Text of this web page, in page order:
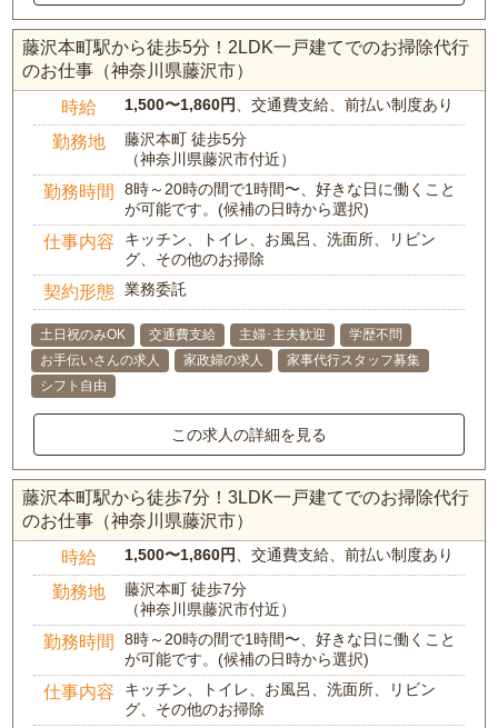
藤沢本町駅から徒歩5分！2LDK一戸建てでのお掃除代行
のお仕事（神奈川県藤沢市）
時給 1,500〜1,860円 、交通費支給、前払い制度あり
勤務地
藤沢本町 徒歩5分
（神奈川県藤沢市付近）
勤務時間
8時～20時の間で1時間〜、好きな日に働くこと
が可能です。(候補の日時から選択)
仕事内容
キッチン、トイレ、お風呂、洗面所、リビン
グ、その他のお掃除
契約形態 業務委託
土日祝のみOK 交通費支給 主婦･主夫歓迎
学歴不問
お手伝いさんの求人
家政婦の求人
家事代行スタッフ募集
シフト自由
この求人の詳細を見る
藤沢本町駅から徒歩7分！3LDK一戸建てでのお掃除代行
のお仕事（神奈川県藤沢市）
時給 1,500〜1,860円 、交通費支給、前払い制度あり
勤務地
藤沢本町 徒歩7分
（神奈川県藤沢市付近）
勤務時間
8時～20時の間で1時間〜、好きな日に働くこと
が可能です。(候補の日時から選択)
仕事内容
キッチン、トイレ、お風呂、洗面所、リビン
グ、その他のお掃除